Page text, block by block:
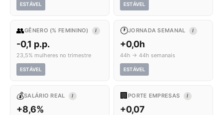
ESTÁVEL ESTÁVEL
👥GÊNERO (% FEMININO) I
-0,1 p.p.
23,5% mulheres no trimestre
ESTÁVEL
🕐JORNADA SEMANAL I
+0,0h
44h → 44h semanais
ESTÁVEL
💰SALÁRIO REAL I
+8,6%
🏢 PORTE EMPRESAS I
+0,07